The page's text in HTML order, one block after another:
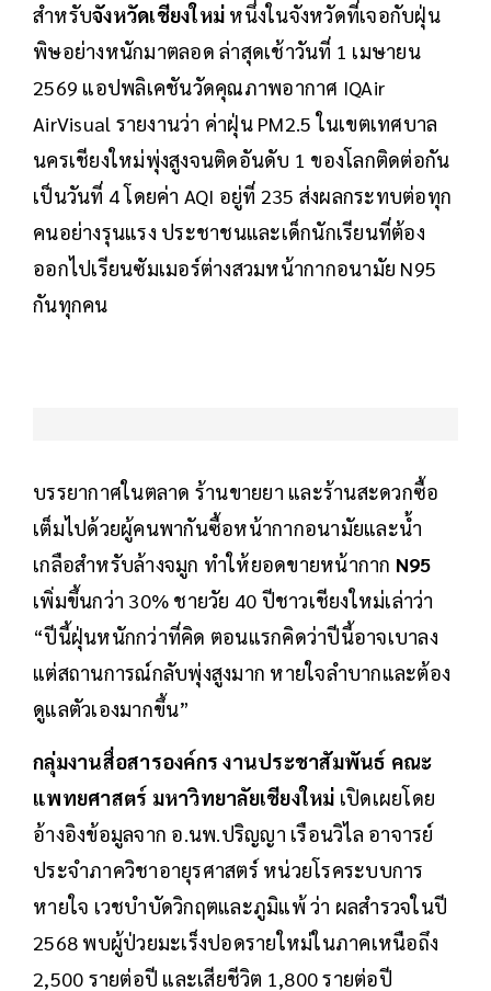
สำหรับจังหวัดเชียงใหม่ หนึ่งในจังหวัดที่เจอกับฝุ่น
พิษอย่างหนักมาตลอด ล่าสุดเช้าวันที่ 1 เมษายน
2569 แอปพลิเคชันวัดคุณภาพอากาศ IQAir
AirVisual รายงานว่า ค่าฝุ่น PM2.5 ในเขตเทศบาล
นครเชียงใหม่พุ่งสูงจนติดอันดับ 1 ของโลกติดต่อกัน
เป็นวันที่ 4 โดยค่า AQI อยู่ที่ 235 ส่งผลกระทบต่อทุก
คนอย่างรุนแรง ประชาชนและเด็กนักเรียนที่ต้อง
ออกไปเรียนซัมเมอร์ต่างสวมหน้ากากอนามัย N95
กันทุกคน
บรรยากาศในตลาด ร้านขายยา และร้านสะดวกซื้อ
เต็มไปด้วยผู้คนพากันซื้อหน้ากากอนามัยและน้ำ
เกลือสำหรับล้างจมูก ทำให้ยอดขายหน้ากาก N95
เพิ่มขึ้นกว่า 30% ชายวัย 40 ปีชาวเชียงใหม่เล่าว่า
“ปีนี้ฝุ่นหนักกว่าที่คิด ตอนแรกคิดว่าปีนี้อาจเบาลง
แต่สถานการณ์กลับพุ่งสูงมาก หายใจลำบากและต้อง
ดูแลตัวเองมากขึ้น”
กลุ่มงานสื่อสารองค์กร งานประชาสัมพันธ์ คณะ
แพทยศาสตร์ มหาวิทยาลัยเชียงใหม่ เปิดเผยโดย
อ้างอิงข้อมูลจาก อ.นพ.ปริญญา เรือนวิไล อาจารย์
ประจำภาควิชาอายุรศาสตร์ หน่วยโรคระบบการ
หายใจ เวชบำบัดวิกฤตและภูมิแพ้ ว่า ผลสำรวจในปี
2568 พบผู้ป่วยมะเร็งปอดรายใหม่ในภาคเหนือถึง
2,500 รายต่อปี และเสียชีวิต 1,800 รายต่อปี